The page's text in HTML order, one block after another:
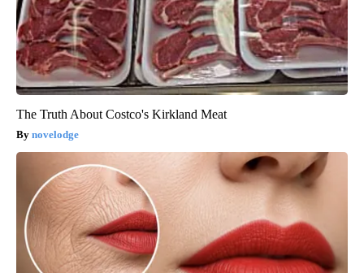
The Truth About Costco's Kirkland Meat
novelodge